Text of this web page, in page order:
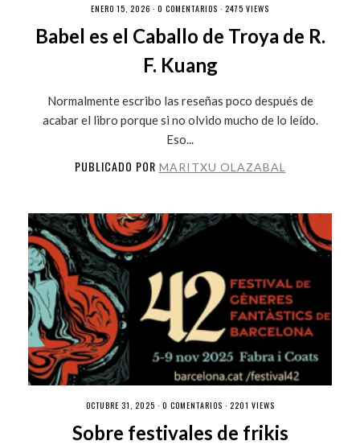
ENERO 15, 2026 · 0 COMENTARIOS · 2475 VIEWS
Babel es el Caballo de Troya de R.
F. Kuang
Normalmente escribo las reseñas poco después de
acabar el libro porque si no olvido mucho de lo leído.
Eso...
PUBLICADO POR MARITXU OLAZABAL
OCTUBRE 31, 2025 · 0 COMENTARIOS · 2201 VIEWS
Sobre festivales de frikis